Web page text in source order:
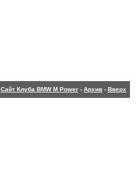
Сайт Клуба BMW M Power - Архив - Вверх